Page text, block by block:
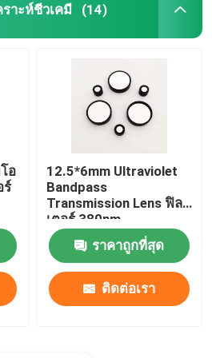
ราะห์ชีวเคมี (14)
อ
ร์
12.5*6mm Ultraviolet
Bandpass
Transmission Lens ฟิล
เตอร์ 380nm
ราคาถูกที่สุด
ติดต่อเรา